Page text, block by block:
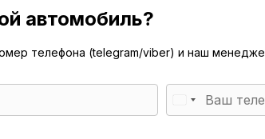
автомобиль?
телефона (telegram/viber) и наш